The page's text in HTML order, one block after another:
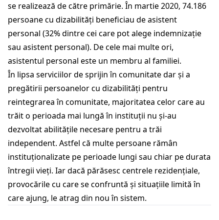
se realizează de către primărie. În martie 2020, 74.186
persoane cu dizabilități beneficiau de asistent
personal (32% dintre cei care pot alege indemnizație
sau asistent personal). De cele mai multe ori,
asistentul personal este un membru al familiei.
În lipsa serviciilor de sprijin în comunitate dar și a
pregătirii persoanelor cu dizabilități pentru
reintegrarea în comunitate, majoritatea celor care au
trăit o perioada mai lungă în instituții nu și-au
dezvoltat abilitățile necesare pentru a trăi
independent. Astfel că multe persoane rămân
instituționalizate pe perioade lungi sau chiar pe durata
întregii vieți. Iar dacă părăsesc centrele rezidențiale,
provocările cu care se confruntă și situațiile limită în
care ajung, le atrag din nou în sistem.